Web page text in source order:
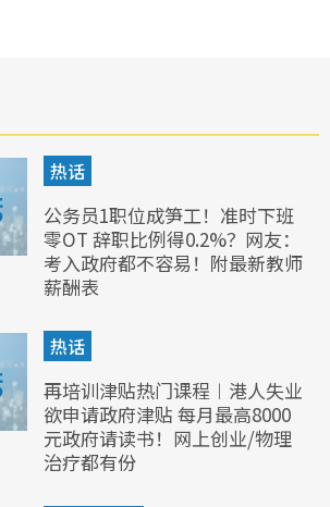
热话
公务员1职位成笋工！准时下班
零OT 辞职比例得0.2%？网友：
考入政府都不容易！附最新教师
薪酬表
热话
再培训津贴热门课程︱港人失业
欲申请政府津贴 每月最高8000
元政府请读书！网上创业/物理
治疗都有份